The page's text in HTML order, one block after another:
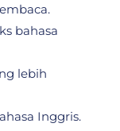
bahasa
lebih
Inggris.